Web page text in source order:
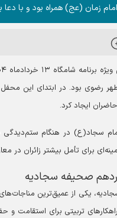
امام زمان (عج) همراه بود و
رضوی بود. در ابتدای این محفل
ایجاد کرد.
سجاد(ع) در هنگام ستم‌دیدگی
برای تأمل بیشتر زائران در
صحیفه سجادیه
یکی از عمیق‌ترین
تربیتی برای استقامت و